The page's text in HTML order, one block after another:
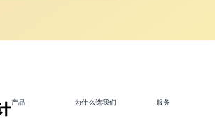
产品 为什么选我们 服务